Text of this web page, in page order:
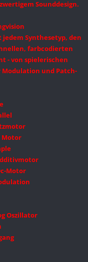
Sounddesign.
jedem Synthesetyp, den
farbcodierten
- von spielerischen
und Patch-
Motor
Motor
Oszillator